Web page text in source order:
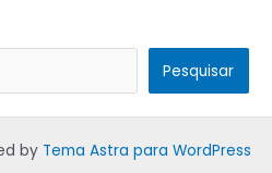
Pesquisar
by Tema Astra para WordPress